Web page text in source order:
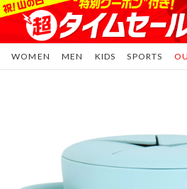
WOMEN MEN KIDS SPORTS